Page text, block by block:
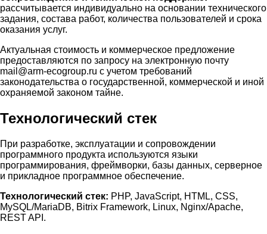
рассчитывается индивидуально на основании технического
задания, состава работ, количества пользователей и срока
оказания услуг.
Актуальная стоимость и коммерческое предложение
предоставляются по запросу на электронную почту
mail@arm-ecogroup.ru с учетом требований
законодательства о государственной, коммерческой и иной
охраняемой законом тайне.
Технологический стек
При разработке, эксплуатации и сопровождении
программного продукта используются языки
программирования, фреймворки, базы данных, серверное
и прикладное программное обеспечение.
Технологический стек: PHP, JavaScript, HTML, CSS,
MySQL/MariaDB, Bitrix Framework, Linux, Nginx/Apache,
REST API.